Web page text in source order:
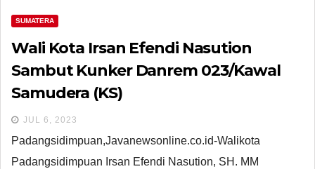
SUMATERA
Wali Kota Irsan Efendi Nasution
Sambut Kunker Danrem 023/Kawal
Samudera (KS)
JUL 6, 2023
Padangsidimpuan,Javanewsonline.co.id-Walikota
Padangsidimpuan Irsan Efendi Nasution, SH. MM